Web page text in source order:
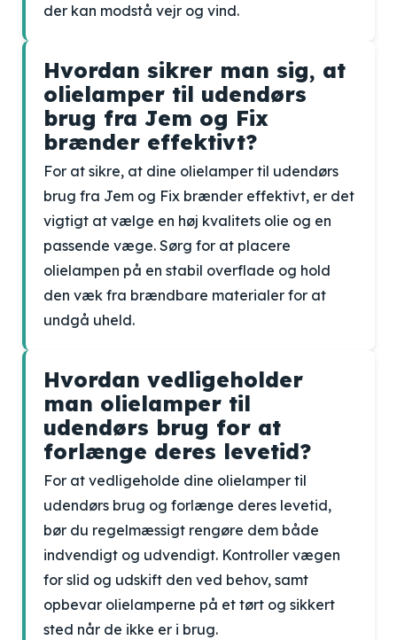
der kan modstå vejr og vind.
Hvordan sikrer man sig, at
olielamper til udendørs
brug fra Jem og Fix
brænder effektivt?
For at sikre, at dine olielamper til udendørs
brug fra Jem og Fix brænder effektivt, er det
vigtigt at vælge en høj kvalitets olie og en
passende væge. Sørg for at placere
olielampen på en stabil overflade og hold
den væk fra brændbare materialer for at
undgå uheld.
Hvordan vedligeholder
man olielamper til
udendørs brug for at
forlænge deres levetid?
For at vedligeholde dine olielamper til
udendørs brug og forlænge deres levetid,
bør du regelmæssigt rengøre dem både
indvendigt og udvendigt. Kontroller vægen
for slid og udskift den ved behov, samt
opbevar olielamperne på et tørt og sikkert
sted når de ikke er i brug.